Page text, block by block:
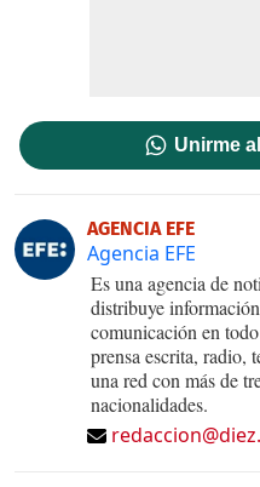
Unirme
AGENCIA EFE
Agencia EFE
Es una agencia de
distribuye
comunicación en
prensa escrita, radio,
una red con más de
nacionalidades.